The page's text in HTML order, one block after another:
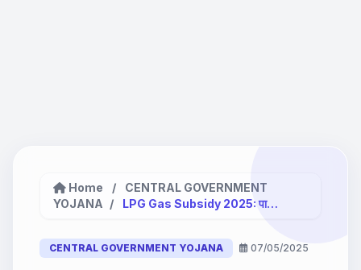
Home /
CENTRAL GOVERNMENT
YOJANA / LPG Gas Subsidy 2025: पात्रता,...
CENTRAL GOVERNMENT YOJANA 07/05/2025